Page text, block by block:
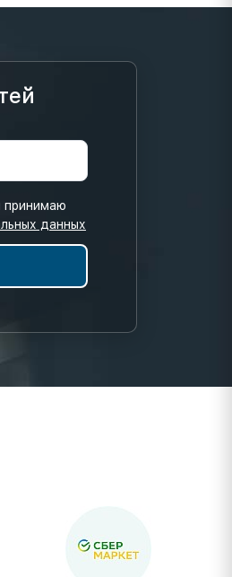
принимаю
данных